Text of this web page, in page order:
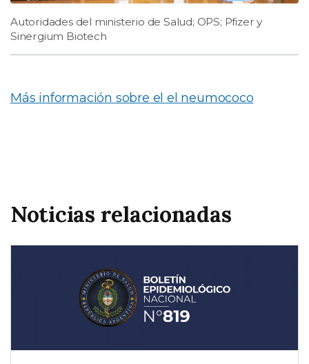
Autoridades del ministerio de Salud; OPS; Pfizer y
Sinergium Biotech
Más información sobre el el neumococo
Noticias relacionadas